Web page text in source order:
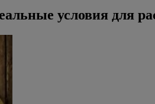
условия для